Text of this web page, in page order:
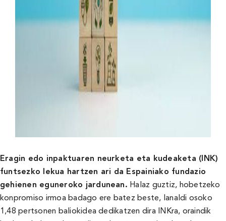
Eragin edo inpaktuaren neurketa eta kudeaketa (INK)
funtsezko lekua hartzen ari da Espainiako fundazio
gehienen eguneroko jardunean. Halaz guztiz, hobetzeko
konpromiso irmoa badago ere batez beste, lanaldi osoko
1,48 pertsonen baliokidea dedikatzen dira INKra, oraindik